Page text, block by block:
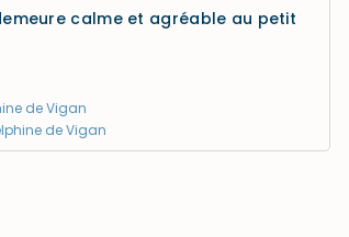
calme et agréable au petit
de Vigan
de Vigan